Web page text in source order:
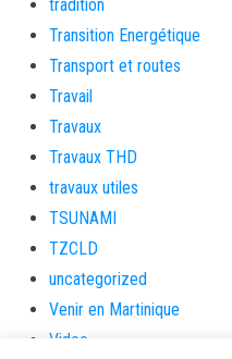
tradition
Transition Energétique
Transport et routes
Travail
Travaux
Travaux THD
travaux utiles
TSUNAMI
TZCLD
uncategorized
Venir en Martinique
Video